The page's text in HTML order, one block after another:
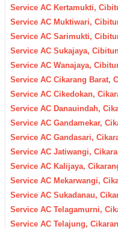
Service AC Kertamukti,
Service AC Muktiwari,
Service AC Sarimukti,
Service AC Sukajaya,
Service AC Wanajaya,
Service AC Cikarang Barat,
Service AC Cikedokan,
Service AC Danauindah,
Service AC Gandamekar,
Service AC Gandasari,
Service AC Jatiwangi,
Service AC Kalijaya,
Service AC Mekarwangi,
Service AC Sukadanau,
Service AC Telagamurni,
Service AC Telajung,